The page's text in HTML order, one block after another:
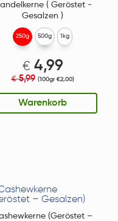
( Geröstet -
Gesalzen )
250g
€ 4,99
€5,99 (100gr €2,00)
Warenkorb
500g 1kg
(Geröstet –